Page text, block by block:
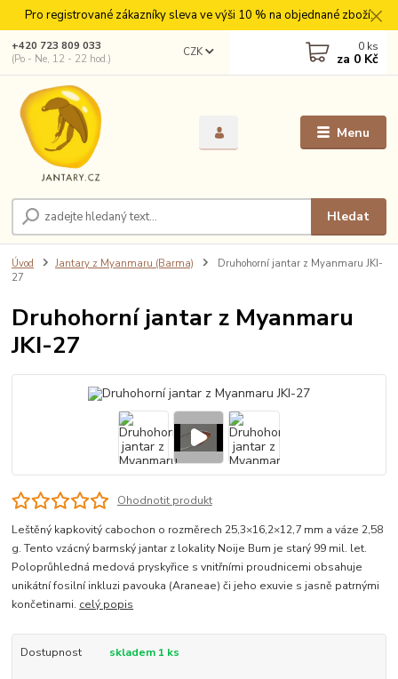
Pro registrované zákazníky sleva ve výši 10 % na objednané zboží.
Menu
CZK
Hledat
+420 723 809 033
(Po - Ne, 12 - 22 hod.)
0 ks
za 0 Kč
Úvod Jantary z Myanmaru (Barma)
Druhohorní jantar z Myanmaru JKI-
27
Druhohorní jantar z Myanmaru
JKI-27
Ohodnotit produkt
Leštěný kapkovitý cabochon o rozměrech 25,3×16,2×12,7 mm a váze 2,58
g. Tento vzácný barmský jantar z lokality Noije Bum je starý 99 mil. let.
Poloprůhledná medová pryskyřice s vnitřními proudnicemi obsahuje
unikátní fosilní inkluzi pavouka (Araneae) či jeho exuvie s jasně patrnými
končetinami. celý popis
Dostupnost skladem 1 ks